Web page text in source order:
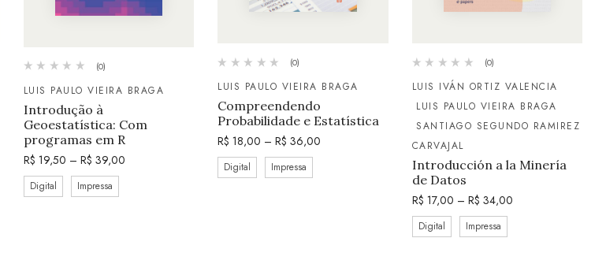
(0)
LUIS PAULO VIEIRA BRAGA
Introdução à
Geoestatística: Com
programas em R
R$ 19,50 – R$ 39,00
Digital Impressa
(0)
LUIS PAULO VIEIRA BRAGA
Compreendendo
Probabilidade e Estatística
R$ 18,00 – R$ 36,00
Digital Impressa
(0)
LUIS IVÁN ORTIZ VALENCIA
LUIS PAULO VIEIRA BRAGA
SANTIAGO SEGUNDO RAMIREZ
CARVAJAL
Introducción a la Minería
de Datos
R$ 17,00 – R$ 34,00
Digital Impressa